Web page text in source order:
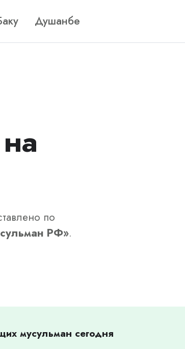
Душанбе
по
РФ».
мусульман сегодня